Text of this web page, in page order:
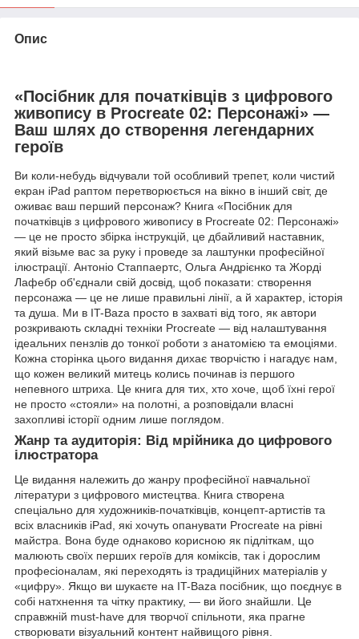
Опис
«Посібник для початківців з цифрового
живопису в Procreate 02: Персонажі» —
Ваш шлях до створення легендарних
героїв
Ви коли-небудь відчували той особливий трепет, коли чистий
екран iPad раптом перетворюється на вікно в інший світ, де
оживає ваш перший персонаж? Книга «Посібник для
початківців з цифрового живопису в Procreate 02: Персонажі»
— це не просто збірка інструкцій, це дбайливий наставник,
який візьме вас за руку і проведе за лаштунки професійної
ілюстрації. Антоніо Стаппаертс, Ольга Андрієнко та Жорді
Лафебр об'єднали свій досвід, щоб показати: створення
персонажа — це не лише правильні лінії, а й характер, історія
та душа. Ми в IT-Baza просто в захваті від того, як автори
розкривають складні техніки Procreate — від налаштування
ідеальних пензлів до тонкої роботи з анатомією та емоціями.
Кожна сторінка цього видання дихає творчістю і нагадує нам,
що кожен великий митець колись починав із першого
непевного штриха. Це книга для тих, хто хоче, щоб їхні герої
не просто «стояли» на полотні, а розповідали власні
захопливі історії одним лише поглядом.
Жанр та аудиторія: Від мрійника до цифрового
ілюстратора
Це видання належить до жанру професійної навчальної
літератури з цифрового мистецтва. Книга створена
спеціально для художників-початківців, концепт-артистів та
всіх власників iPad, які хочуть опанувати Procreate на рівні
майстра. Вона буде однаково корисною як підліткам, що
малюють своїх перших героїв для коміксів, так і дорослим
професіоналам, які переходять із традиційних матеріалів у
«цифру». Якщо ви шукаєте на IT-Baza посібник, що поєднує в
собі натхнення та чітку практику, — ви його знайшли. Це
справжній must-have для творчої спільноти, яка прагне
створювати візуальний контент найвищого рівня.